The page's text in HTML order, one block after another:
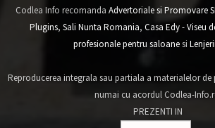
Codlea Info recomanda Advertoriale si Promovare
Plugins, Sali Nunta Romania, Casa Edy - Viseu
profesionale pentru saloanesi
Reproducerea integrala sau partiala a materialelor de
numai cu acordul Codlea-
PREZENTI IN